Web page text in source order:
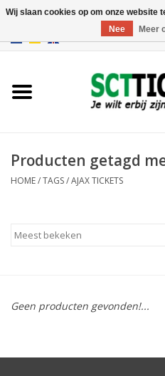
Frankrijk
Producten getagd
HOME/TAGS/AJAX TICKETS
Geen producten gevonden!...
Wij slaan cookies op om onze website
Nee
Meer